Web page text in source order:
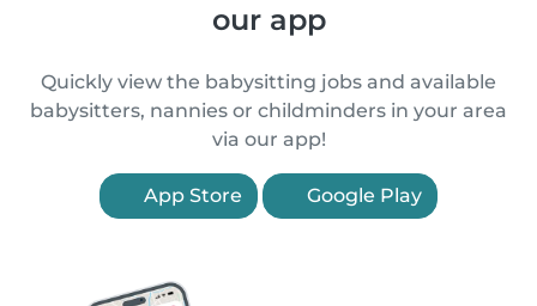
our app
Quickly view the babysitting jobs and available
babysitters, nannies or childminders in your area
via our app!
App Store Google Play